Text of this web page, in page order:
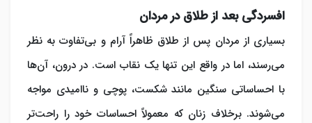
افسردگی بعد از طلاق در مردان
بسیاری از مردان پس از طلاق ظاهراً آرام و بی‌تفاوت به نظر
می‌رسند، اما در واقع این تنها یک نقاب است. در درون، آن‌ها
با احساساتی سنگین مانند شکست، پوچی و ناامیدی مواجه
می‌شوند. برخلاف زنان که معمولاً احساسات خود را راحت‌تر